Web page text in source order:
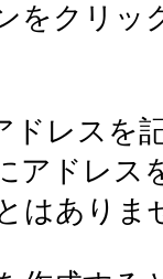
をクリッ
ドレスを
アドレス
はありま